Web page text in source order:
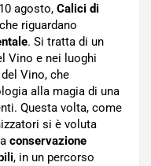
agosto, Calici di
riguardano
. Si tratta di un
Vino e nei luoghi
Vino, che
alla magia di una
Questa volta, come
si è voluta
conservazione
, in un percorso